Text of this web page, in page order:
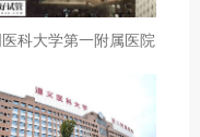
科大学第一附属医院